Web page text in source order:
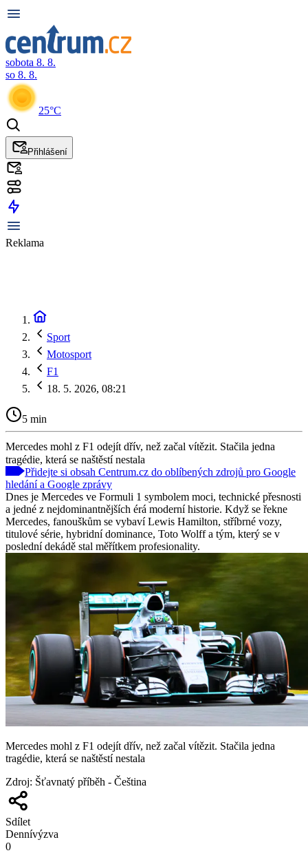
sobota 8. 8.
so 8. 8.
25°C
Přihlášení
Reklama
Sport
Motosport
F1
18. 5. 2026, 08:21
5 min
Mercedes mohl z F1 odejít dřív, než začal vítězit. Stačila jedna
tragédie, která se naštěstí nestala
Přidejte si obsah Centrum.cz do oblíbených zdrojů pro Google
hledání a Google zprávy
Dnes je Mercedes ve Formuli 1 symbolem moci, technické přesnosti
a jedné z nejdominantnějších érá moderní historie. Když se řekne
Mercedes, fanouškům se vybaví Lewis Hamilton, stříbrné vozy,
titulové série, hybridní dominance, Toto Wolff a tým, který se v
poslední dekádě stal měřítkem profesionality.
Mercedes mohl z F1 odejít dřív, než začal vítězit. Stačila jedna
tragédie, která se naštěstí nestala
Zdroj: Šťavnatý příběh - Čeština
Sdílet
Dennívýzva
0